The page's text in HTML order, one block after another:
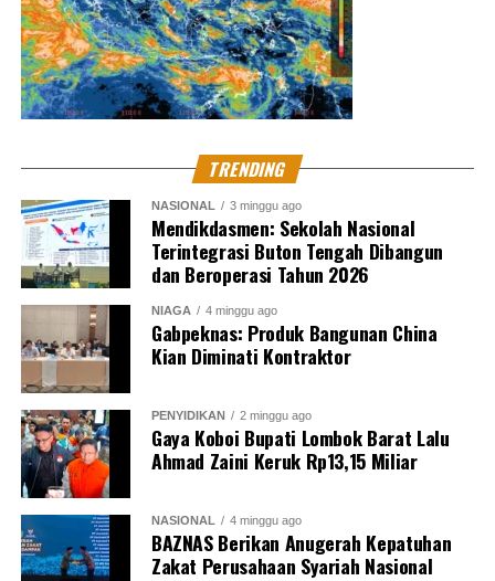
TRENDING
NASIONAL 3 minggu ago
Mendikdasmen: Sekolah Nasional
Terintegrasi Buton Tengah Dibangun
dan Beroperasi Tahun 2026
NIAGA 4 minggu ago
Gabpeknas: Produk Bangunan China
Kian Diminati Kontraktor
PENYIDIKAN 2 minggu ago
Gaya Koboi Bupati Lombok Barat Lalu
Ahmad Zaini Keruk Rp13,15 Miliar
NASIONAL 4 minggu ago
BAZNAS Berikan Anugerah Kepatuhan
Zakat Perusahaan Syariah Nasional